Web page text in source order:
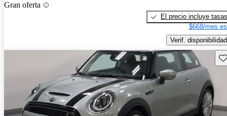
Gran oferta
El precio incluye tasas
$668/mes
Verif. disponibilidad